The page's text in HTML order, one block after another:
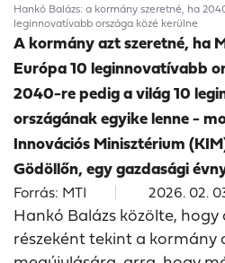
Hankó Balázs: a kormány szeretné, ha
leginnovatívabb országa közé kerülne
A kormány azt szeretné, ha
Európa 10 leginnovatívabb
2040-re pedig a világ 10
országának egyike lenne -
Innovációs Minisztérium
Gödöllőn, egy gazdasági
Forrás: MTI 2026. 02.
Hankó Balázs közölte,
részeként tekint a kormány